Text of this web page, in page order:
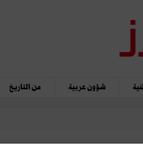
شؤون عربية من التاريخ